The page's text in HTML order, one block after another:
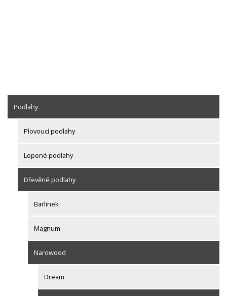
Podlahy
Plovoucí podlahy
Lepené podlahy
Dřevěné podlahy
Barlinek
Magnum
Narowood
Dream